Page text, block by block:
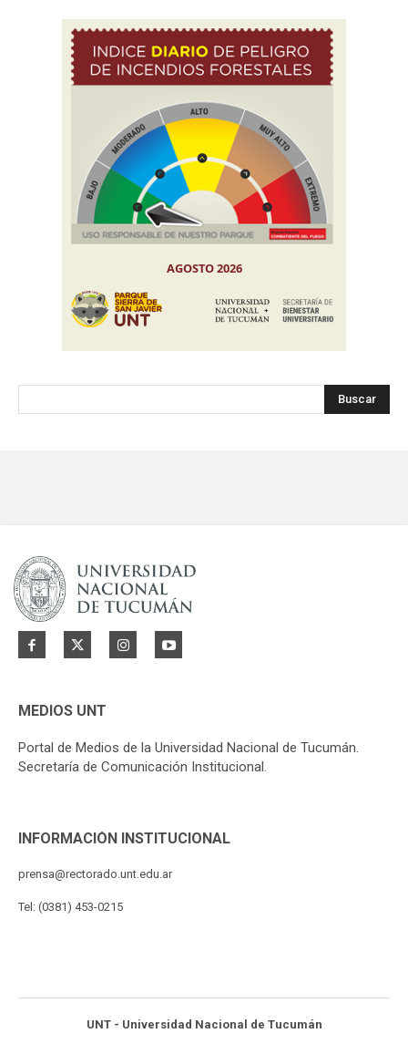
Buscar
MEDIOS UNT
Portal de Medios de la Universidad Nacional de Tucumán.
Secretaría de Comunicación Institucional.
INFORMACIÓN INSTITUCIONAL
prensa@rectorado.unt.edu.ar
Tel: (0381) 453-0215
UNT - Universidad Nacional de Tucumán